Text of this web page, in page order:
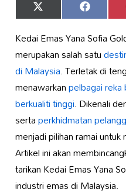
Share
on
X
(Twitter)
Share
on
Kedai Emas Yana Sofia
merupakan salah satu
di Malaysia. Terletak di
menawarkanpelbagai reka
berkualiti tinggi. Dikenali
sertaperkhidmatan
menjadi pilihan ramai
Artikel ini akan
tarikan Kedai Emas Yana
industri emas di Malaysia.